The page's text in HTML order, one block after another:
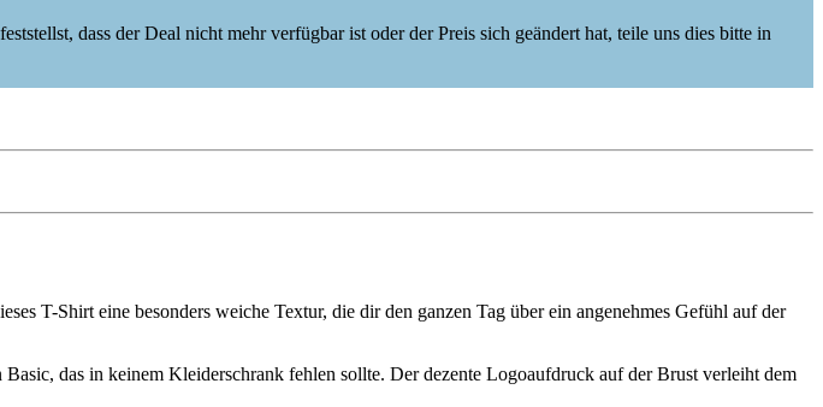
dass der Deal nicht mehr verfügbar ist oder der Preis sich geändert hat, teile uns dies bitte in
T-Shirt eine besonders weiche Textur, die dir den ganzen Tag über ein angenehmes Gefühl auf der
das in keinem Kleiderschrank fehlen sollte. Der dezente Logoaufdruck auf der Brust verleiht dem